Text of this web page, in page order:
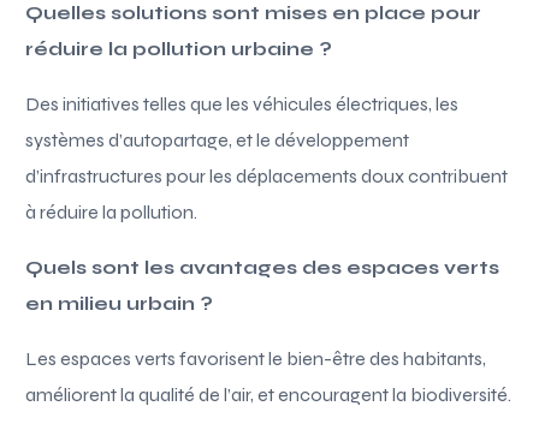
Quelles solutions sont mises en place pour
réduire la pollution urbaine ?
Des initiatives telles que les véhicules électriques, les
systèmes d’autopartage, et le développement
d’infrastructures pour les déplacements doux contribuent
à réduire la pollution.
Quels sont les avantages des espaces verts
en milieu urbain ?
Les espaces verts favorisent le bien-être des habitants,
améliorent la qualité de l’air, et encouragent la biodiversité.